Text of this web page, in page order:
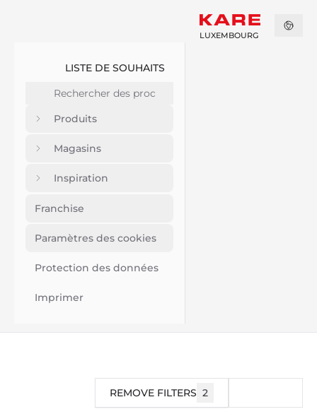
LISTE DE SOUHAITS
Produits
Magasins
Inspiration
Franchise
Paramètres des cookies
Protection des données
Imprimer
LUXEMBOURG
REMOVE FILTERS 2